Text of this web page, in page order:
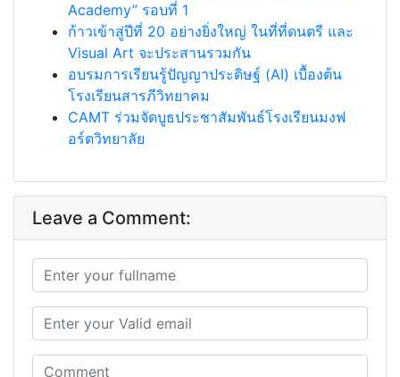
Academy” รอบที่ 1
ก้าวเข้าสู่ปีที่ 20 อย่างยิ่งใหญ่ ในที่ที่ดนตรี และ
Visual Art จะประสานรวมกัน
อบรมการเรียนรู้ปัญญาประดิษฐ์ (AI) เบื้องต้น
โรงเรียนสารภีวิทยาคม
CAMT ร่วมจัดบูธประชาสัมพันธ์โรงเรียนมงฟ
อร์ตวิทยาลัย
Leave a Comment: